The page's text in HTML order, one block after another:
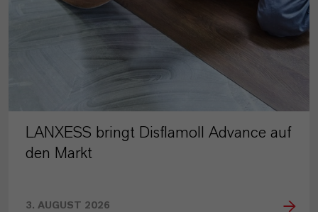
LANXESS bringt Disflamoll Advance auf
den Markt
3. AUGUST 2026